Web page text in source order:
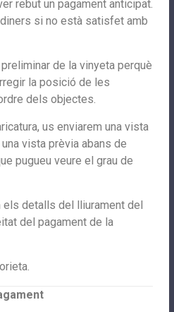
rebut un pagament anticipat.
si no està satisfet amb
de la vinyeta perquè
la posició de les
dels objectes.
us enviarem una vista
vista prèvia abans de
pugueu veure el grau de
detalls del lliurament del
del pagament de la